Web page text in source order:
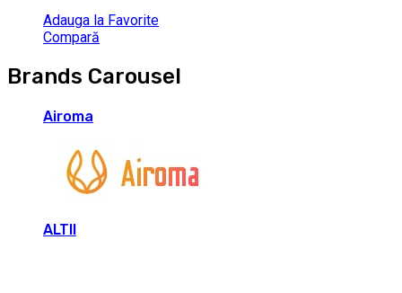
Adauga la Favorite
Compară
Brands Carousel
Airoma
ALTII